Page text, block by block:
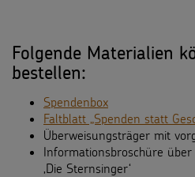
Folgende Materialien
bestellen:
Spendenbox
Faltblatt „Spenden statt
Überweisungsträger mit
Informationsbroschüre
‚Die Sternsinger‘